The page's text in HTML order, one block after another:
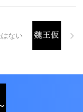
ない